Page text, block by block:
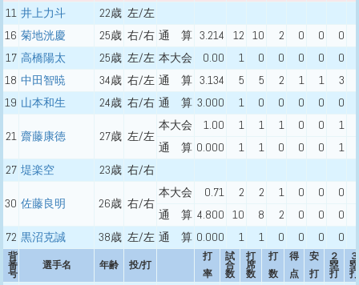
11 井上力斗 22歳 左/左
16 菊地洸慶 25歳 右/右 通 算 3.214 12 10 2 0 0 0
17 高橋陽太 25歳 左/左 本大会 0.00 1 0 0 0 0 0
18 中田智暁 34歳 右/左 通 算 3.134 5 5 2 1 1
3
19 山本和生 24歳 右/右 通 算 3.000 1 0 0 0 0 0
21 齋藤康徳 27歳 左/左
本大会 1.00 1 1 1 0 0 1
通 算 0.000 1 1 0 0 0 1
27 堤楽空 23歳 右/右
30 佐藤良明 26歳 右/右
本大会 0.71 2 2 1 0 0
0
通 算 4.800 10 8 2 0 0
0
72 黒沼克誠 38歳 左/左 通 算 0.000 1 1 0 0 0 0
背
番
号
選手名 年齢 投/打
打
率
試
合
数
打
席
数
打
数
得
点
安
打
２
塁
打
３
塁
打